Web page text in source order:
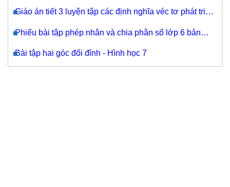
Giáo án tiết 3 luyện tập các định nghĩa véc tơ phát triển
Phiếu bài tập phép nhân và chia phân số lớp 6 bản
Bài tập hai góc đối đỉnh - Hình học 7